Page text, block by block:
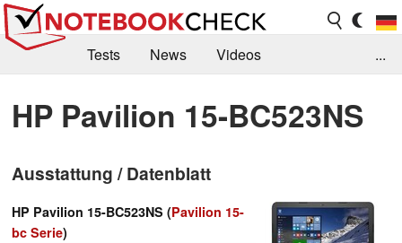
Tests News
Videos
Kaufberatung
Deals Suche
Jobs
Forum
...
HP Pavilion 15-BC523NS
Ausstattung / Datenblatt
HP Pavilion 15-BC523NS (Pavilion 15-
bc Serie)